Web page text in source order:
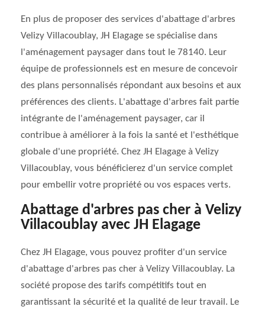
En plus de proposer des services d'abattage d'arbres
Velizy Villacoublay, JH Elagage se spécialise dans
l'aménagement paysager dans tout le 78140. Leur
équipe de professionnels est en mesure de concevoir
des plans personnalisés répondant aux besoins et aux
préférences des clients. L'abattage d'arbres fait partie
intégrante de l'aménagement paysager, car il
contribue à améliorer à la fois la santé et l'esthétique
globale d'une propriété. Chez JH Elagage à Velizy
Villacoublay, vous bénéficierez d'un service complet
pour embellir votre propriété ou vos espaces verts.
Abattage d'arbres pas cher à Velizy
Villacoublay avec JH Elagage
Chez JH Elagage, vous pouvez profiter d'un service
d'abattage d'arbres pas cher à Velizy Villacoublay. La
société propose des tarifs compétitifs tout en
garantissant la sécurité et la qualité de leur travail. Le